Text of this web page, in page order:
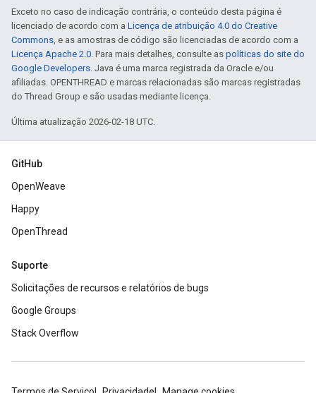
Exceto no caso de indicação contrária, o conteúdo desta página é
licenciado de acordo com a Licença de atribuição 4.0 do Creative
Commons, e as amostras de código são licenciadas de acordo com a
Licença Apache 2.0. Para mais detalhes, consulte as políticas do site do
Google Developers. Java é uma marca registrada da Oracle e/ou
afiliadas. OPENTHREAD e marcas relacionadas são marcas registradas
do Thread Group e são usadas mediante licença.
Última atualização 2026-02-18 UTC.
GitHub
OpenWeave
Happy
OpenThread
Suporte
Solicitações de recursos e relatórios de bugs
Google Groups
Stack Overflow